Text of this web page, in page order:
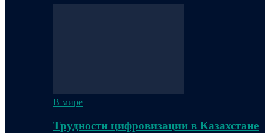
В мире
Трудности цифровизации в Казахстане